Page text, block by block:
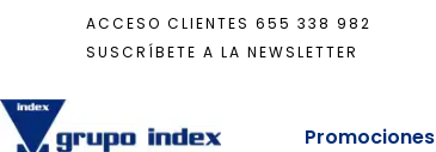
ACCESO CLIENTES 655 338 982
SUSCRÍBETE A LA NEWSLETTER
Promociones